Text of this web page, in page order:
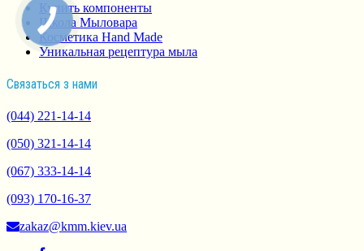
Купить компоненты
Школа Мыловара
Косметика Hand Made
Уникальная рецептура мыла
Связаться з нами
(044) 221-14-14
(050) 321-14-14
(067) 333-14-14
(093) 170-16-37
zakaz@kmm.kiev.ua